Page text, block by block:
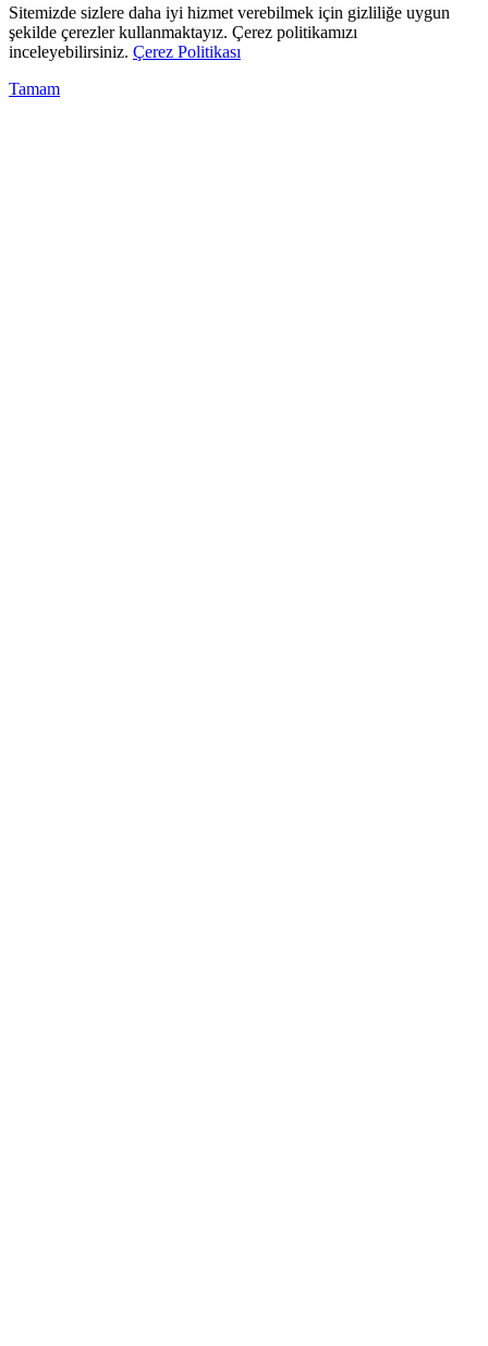
Sitemizde sizlere daha iyi hizmet verebilmek için gizliliğe uygun
şekilde çerezler kullanmaktayız. Çerez politikamızı
inceleyebilirsiniz. Çerez Politikası
Tamam